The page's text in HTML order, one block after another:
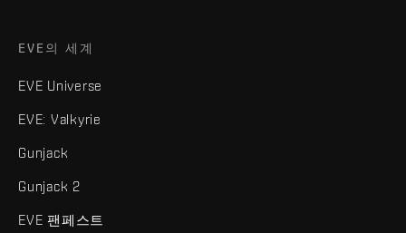
EVE의 세계
EVE Universe
EVE: Valkyrie
Gunjack
Gunjack 2
EVE 팬페스트